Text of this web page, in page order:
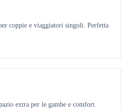
coppie e viaggiatori singoli. Perfetta
extra per le gambe e comfort.